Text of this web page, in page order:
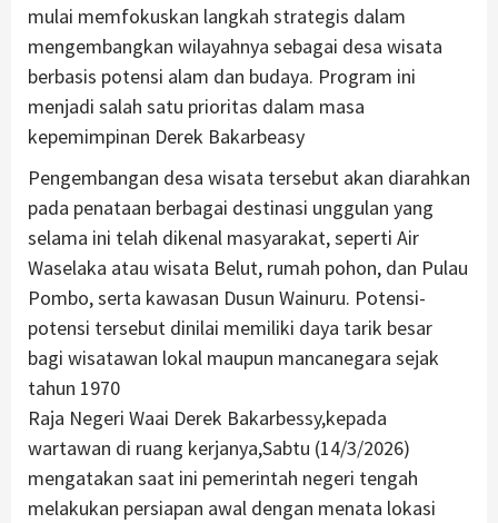
mulai memfokuskan langkah strategis dalam
mengembangkan wilayahnya sebagai desa wisata
berbasis potensi alam dan budaya. Program ini
menjadi salah satu prioritas dalam masa
kepemimpinan Derek Bakarbeasy
Pengembangan desa wisata tersebut akan diarahkan
pada penataan berbagai destinasi unggulan yang
selama ini telah dikenal masyarakat, seperti Air
Waselaka atau wisata Belut, rumah pohon, dan Pulau
Pombo, serta kawasan Dusun Wainuru. Potensi-
potensi tersebut dinilai memiliki daya tarik besar
bagi wisatawan lokal maupun mancanegara sejak
tahun 1970
Raja Negeri Waai Derek Bakarbessy,kepada
wartawan di ruang kerjanya,Sabtu (14/3/2026)
mengatakan saat ini pemerintah negeri tengah
melakukan persiapan awal dengan menata lokasi